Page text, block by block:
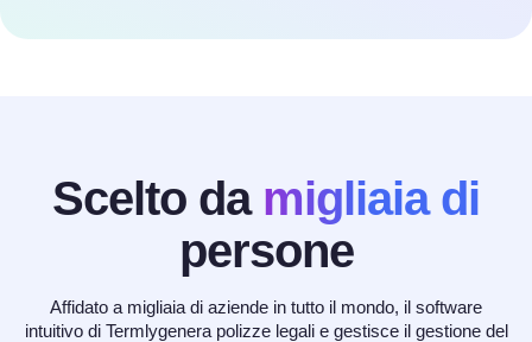
Scelto da migliaia di
persone
Affidato a migliaia di aziende in tutto il mondo, il software
intuitivo di Termlygenera polizze legali e gestisce il gestione del